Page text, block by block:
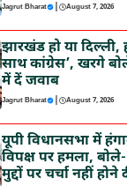
Jagrut Bharat | August 7, 2026
झारखंड हो या दिल्ली,
साथ कांग्रेस’, खरगे
में दें जवाब
Jagrut Bharat | August 7, 2026
यूपी विधानसभा में
विपक्ष पर हमला,
मुद्दों पर चर्चा नहीं होने